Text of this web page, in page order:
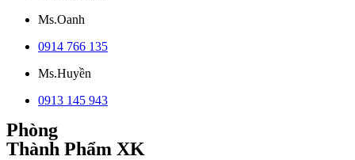
Ms.Oanh
0914 766 135
Ms.Huyền
0913 145 943
Phòng
Thành Phẩm XK